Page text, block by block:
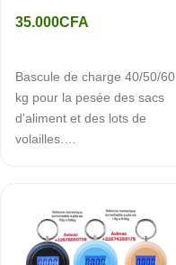
35.000CFA
Bascule de charge 40/50/60
kg pour la pesée des sacs
d'aliment et des lots de
volailles.…